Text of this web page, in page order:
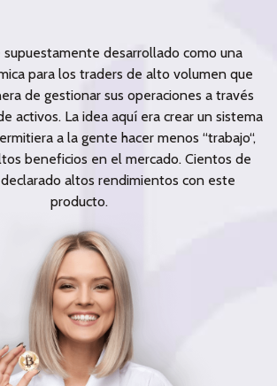
supuestamente desarrollado como una
para los traders de alto volumen que
de gestionar sus operaciones a través
activos. La idea aquí era crear un sistema
a la gente hacer menos “trabajo“,
beneficios en el mercado. Cientos de
declarado altos rendimientos con este
producto.